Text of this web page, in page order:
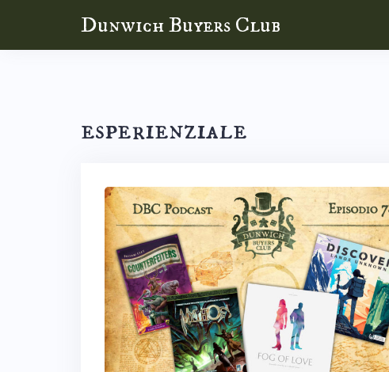
Dunwich Buyers Club
esperienziale